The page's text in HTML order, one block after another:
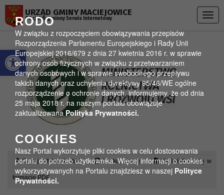
Otwórz pasek narzędzi
RODO
W związku z rozpoczęciem obowiązywania przepisów
Rozporządzenia Parlamentu Europejskiego i Rady Unii
Europejskiej 2016/679 z dnia 27 kwietnia 2016 r. w sprawie
ochrony osób fizycznych w związku z przetwarzaniem
danych osobowych i w sprawie swobodnego przepływu
takich danych oraz uchylenia dyrektywy 95/46/WE ogólne
rozporządzenie o ochronie danych, informujemy, że od dnia
25 maja 2018 r. na naszym portalu obowiązuje
zaktualizowanaPolityka Prywatności.
COOKIES
Nasz Portal wykorzytuje pliki cookies w celu dostosowania
portalu do potrzeb użytkownika. Więcej informacji o cookies
wykorzystywanych na Portalu znajdziesz w naszej Polityce
Prywatności.
URZĄD GMINY MACIEJOWICE
Oficjalny gminny Serwis Internetowy
Czytaj artykuł (lektor) Drukuj stronę Wyświetl stronę w
formacie PDF